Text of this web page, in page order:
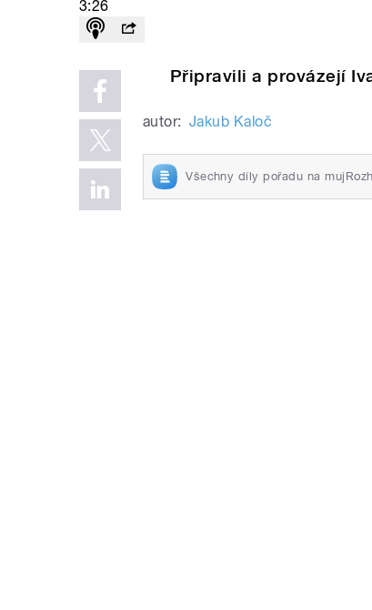
3:26
Připravili a provázejí
autor: Jakub Kaloč
Všechny díly pořadu na